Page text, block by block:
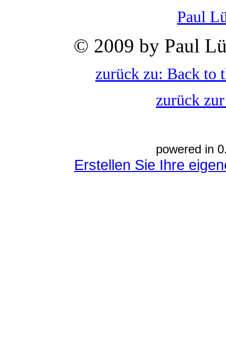
Paul
© 2009 by Paul
zurück zu: Back to
zurück
powered in
Erstellen Sie Ihre